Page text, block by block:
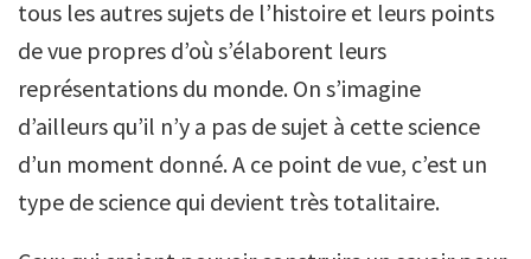
tous les autres sujets de l’histoire et leurs points
de vue propres d’où s’élaborent leurs
représentations du monde. On s’imagine
d’ailleurs qu’il n’y a pas de sujet à cette science
d’un moment donné. A ce point de vue, c’est un
type de science qui devient très totalitaire.